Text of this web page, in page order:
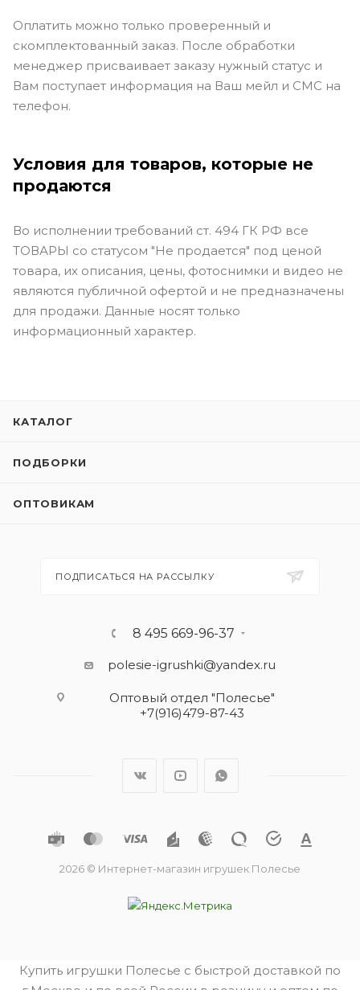
Оплатить можно только проверенный и
скомплектованный заказ. После обработки
менеджер присваивает заказу нужный статус и
Вам поступает информация на Ваш мейл и СМС на
телефон.
Условия для товаров, которые не
продаются
Во исполнении требований ст. 494 ГК РФ все
ТОВАРЫ со статусом "Не продается" под ценой
товара, их описания, цены, фотоснимки и видео не
являются публичной офертой и не предназначены
для продажи. Данные носят только
информационный характер.
КАТАЛОГ
ПОДБОРКИ
ОПТОВИКАМ
ПОДПИСАТЬСЯ НА РАССЫЛКУ
8 495 669-96-37
polesie-igrushki@yandex.ru
Оптовый отдел "Полесье"
+7(916)479-87-43
2026 © Интернет-магазин игрушек Полесье
Купить игрушки Полесье с быстрой доставкой по